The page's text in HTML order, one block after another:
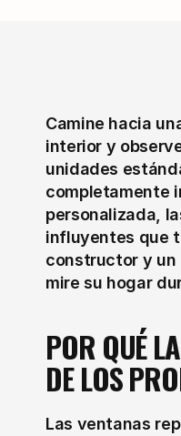
Camine hacia
interior y
unidades
completamente
personalizada,
influyentes que
constructor y un
mire su hogar
POR QUÉ
DE LOS
Las ventanas